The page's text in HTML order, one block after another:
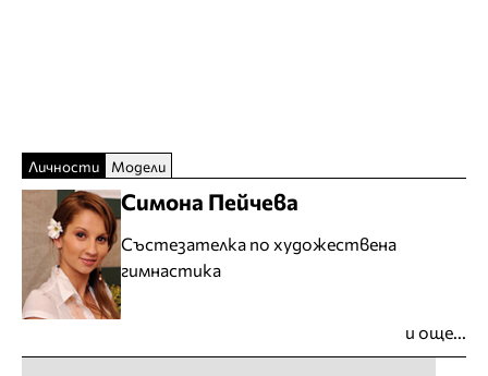
Личности Модели
Симона Пейчева
Състезателка по художествена
гимнастика
и още...